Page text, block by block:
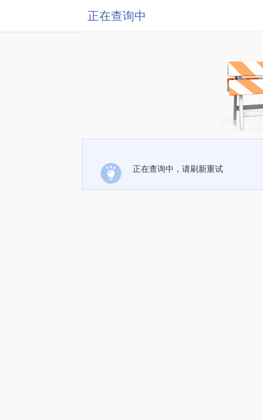
正在查询中
正在查询中，请刷新重试